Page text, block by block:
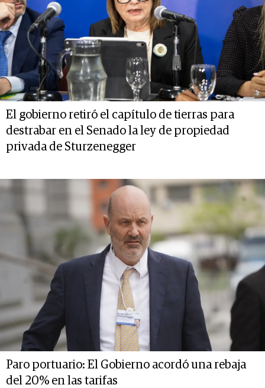
El gobierno retiró el capítulo de tierras para
destrabar en el Senado la ley de propiedad
privada de Sturzenegger
Paro portuario: El Gobierno acordó una rebaja
del 20% en las tarifas